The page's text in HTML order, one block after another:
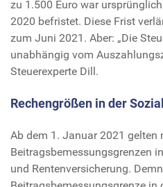
zu 1.500 Euro war
2020 befristet. Diese Frist
zum Juni 2021. Aber: „Die
unabhängig vom
Steuerexperte Dill.
Rechengrößen in der
Ab dem 1. Januar 2021 gelten
Beitragsbemessungsgrenzen
und Rentenversicherung.